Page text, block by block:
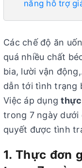
năng hỗ trợ
Các chế độ ăn
quá nhiều chất
bia, lười vận
dẫn tới tình trạng
Việc áp dụngthực
trong 7 ngày dưới
quyết được tình
1. Thực đơn